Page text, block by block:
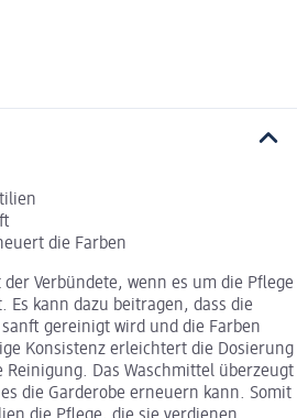
die Farben
der Verbündete, wenn es um die Pflege
kann dazu beitragen, dass die
gereinigt wird und die Farben
Konsistenz erleichtert die Dosierung
Das Waschmittel überzeugt
die Garderobe erneuern kann. Somit